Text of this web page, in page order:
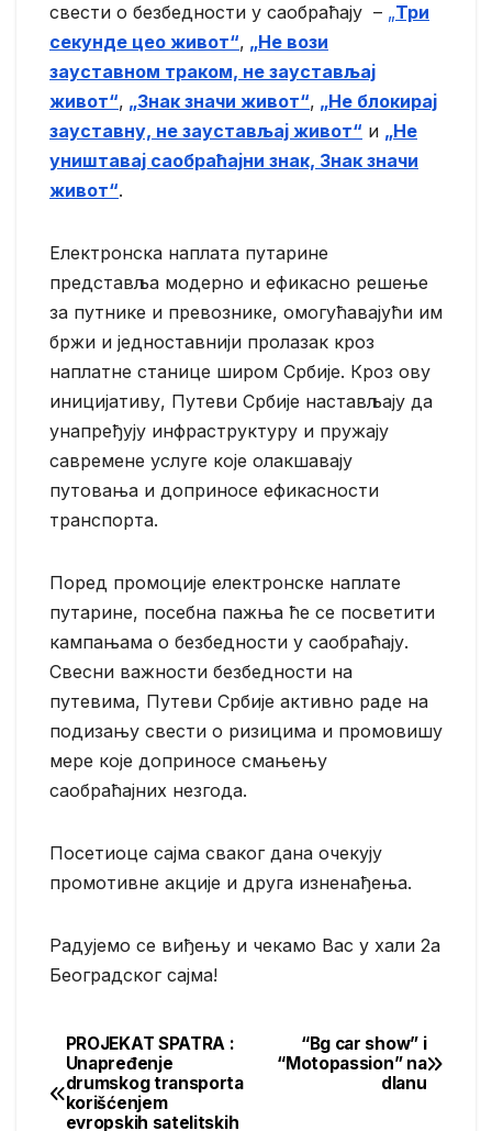
свести о безбедности у саобраћају – „Три
секунде цео живот“, „Не вози
зауставном траком, не заустављај
живот“, „Знак значи живот“, „Не блокирај
зауставну, не заустављај живот“ и „Не
уништавај саобраћајни знак, Знак значи
живот“.
Електронска наплата путарине
представља модерно и ефикасно решење
за путнике и превознике, омогућавајући им
бржи и једноставнији пролазак кроз
наплатне станице широм Србије. Кроз ову
иницијативу, Путеви Србије настављају да
унапређују инфраструктуру и пружају
савремене услуге које олакшавају
путовања и доприносе ефикасности
транспорта.
Поред промоције електронске наплате
путарине, посебна пажња ће се посветити
кампањама о безбедности у саобраћају.
Свесни важности безбедности на
путевима, Путеви Србије активно раде на
подизању свести о ризицима и промовишу
мере које доприносе смањењу
саобраћајних незгода.
Посетиоце сајма сваког дана очекују
промотивне акције и друга изненађења.
Радујемо се виђењу и чекамо Вас у хали 2a
Београдског сајма!
Post
navigation
“Bg car show” i
“Motopassion” na
dlanu
PROJEKAT SPATRA :
Unapređenje
drumskog transporta
korišćenjem
evropskih satelitskih